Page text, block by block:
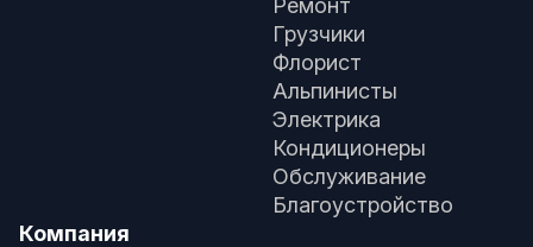
Ремонт
Грузчики
Флорист
Альпинисты
Электрика
Кондиционеры
Обслуживание
Благоустройство
Компания